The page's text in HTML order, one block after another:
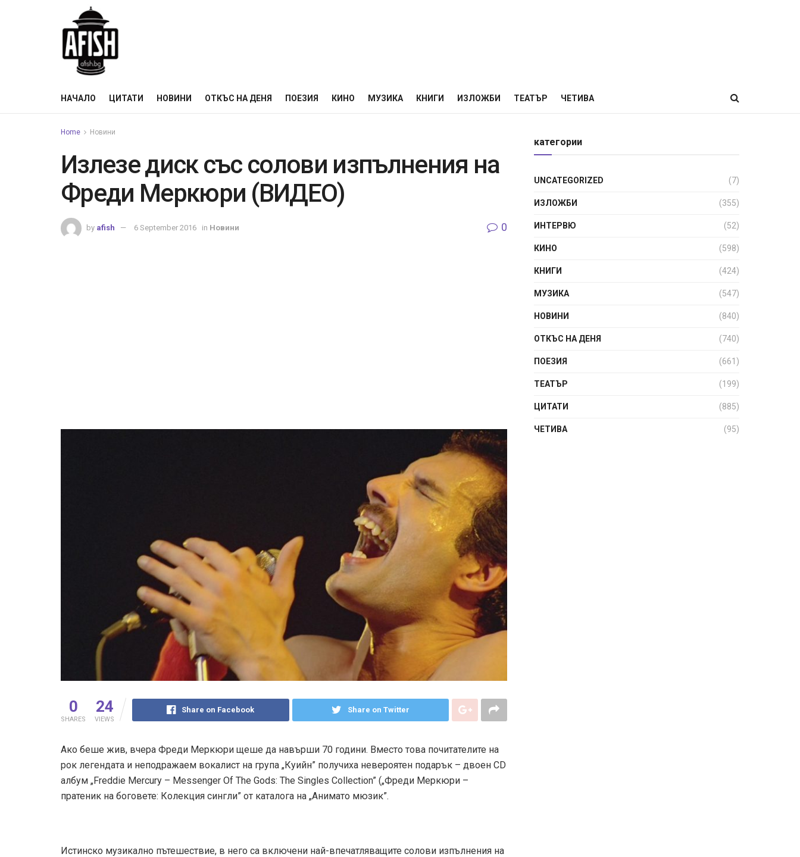
НАЧАЛО ЦИТАТИ НОВИНИ ОТКЪС НА ДЕНЯ ПОЕЗИЯ КИНО МУЗИКА КНИГИ ИЗЛОЖБИ ТЕАТЪР ЧЕТИВА
Home Новини
Излезе диск със солови изпълнения на
Фреди Меркюри (ВИДЕО)
by afish 6 September 2016 in Новини 0
0
SHARES
24
VIEWS
Share on Facebook Share on Twitter
Ако беше жив, вчера Фреди Меркюри щеше да навърши 70 години. Вместо това почитателите на
рок легендата и неподражаем вокалист на група „Куийн” получиха невероятен подарък – двоен CD
албум „Freddie Mercury – Messenger Of The Gods: The Singles Collection” („Фреди Меркюри –
пратеник на боговете: Колекция сингли” от каталога на „Анимато мюзик”.
Истинско музикално пътешествие, в него са включени най-впечатляващите солови изпълнения на
категории
UNCATEGORIZED (7)
ИЗЛОЖБИ (355)
ИНТЕРВЮ (52)
КИНО (598)
КНИГИ (424)
МУЗИКА (547)
НОВИНИ (840)
ОТКЪС НА ДЕНЯ (740)
ПОЕЗИЯ (661)
ТЕАТЪР (199)
ЦИТАТИ (885)
ЧЕТИВА (95)